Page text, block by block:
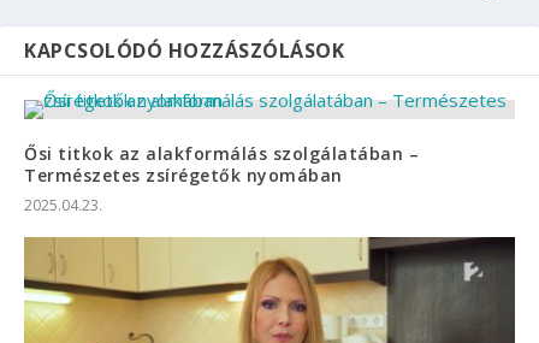
KAPCSOLÓDÓ HOZZÁSZÓLÁSOK
Ősi titkok az alakformálás szolgálatában –
Természetes zsírégetők nyomában
2025.04.23.